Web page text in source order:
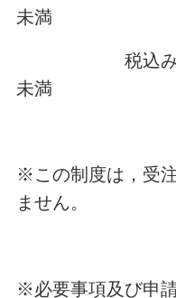
未満
税込み 物
未満
※この制度は，受
ません。
※必要事項及び申